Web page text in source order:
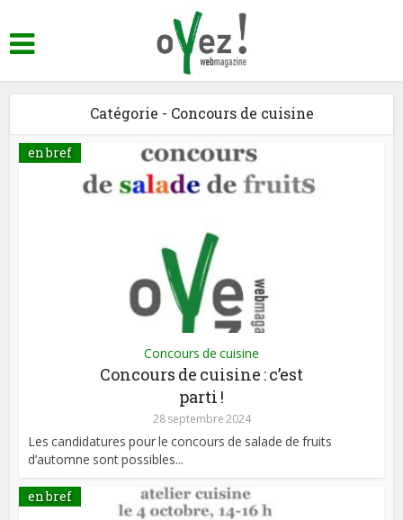
Catégorie - Concours de cuisine
en bref
Concours de cuisine
Concours de cuisine : c’est
parti !
28 septembre 2024
Les candidatures pour le concours de salade de fruits
d’automne sont possibles...
en bref